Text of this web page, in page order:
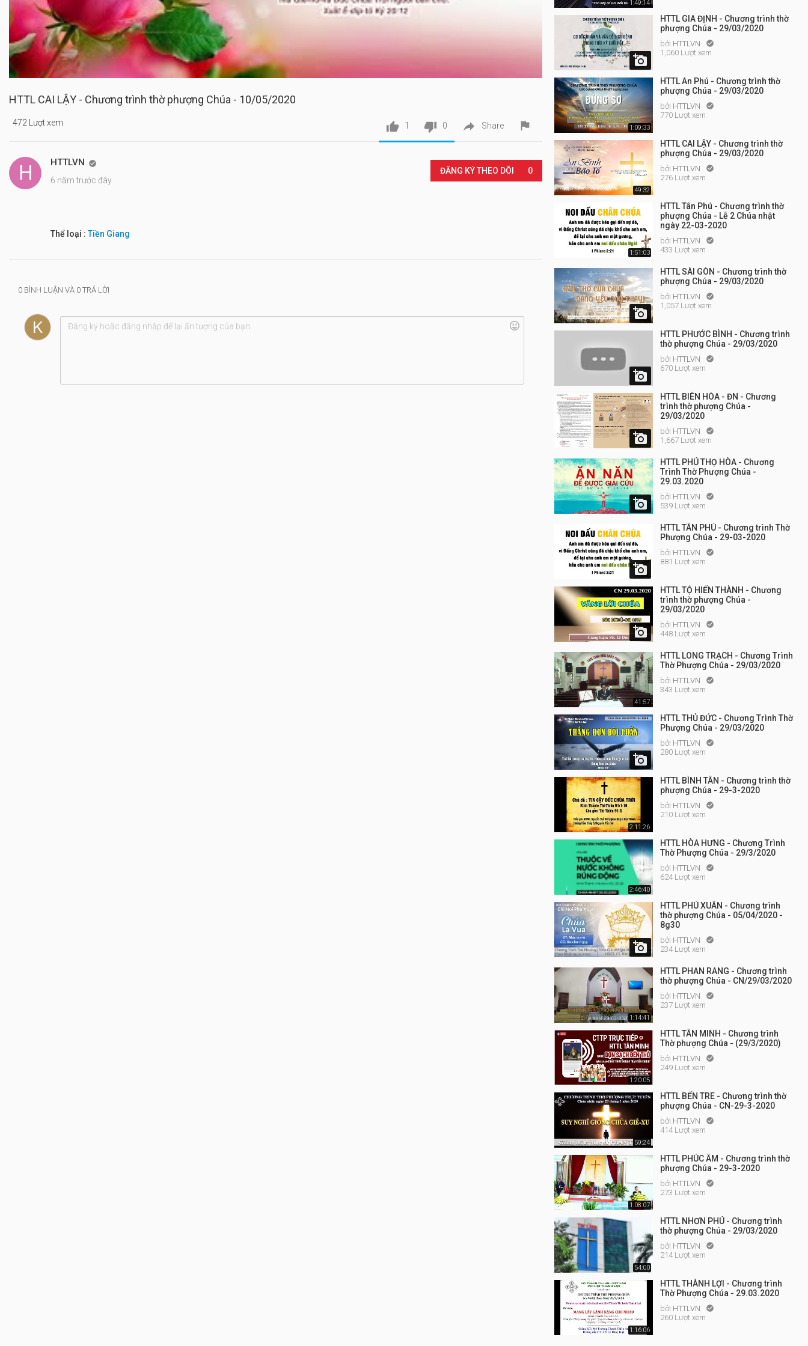
1:49:14

HTTL GIA ĐỊNH - Chương trình thờ
phượng Chúa - 29/03/2020
bởi HTTLVN 
1,060 Lượt xem
1:09:33
HTTL An Phú - Chương trình thờ
phượng Chúa - 29/03/2020
bởi HTTLVN 
770 Lượt xem
49:32
HTTL CAI LẬY - Chương trình thờ
phượng Chúa - 29/03/2020
bởi HTTLVN 
276 Lượt xem
1:51:03
HTTL Tân Phú - Chương trình thờ
phượng Chúa - Lễ 2 Chúa nhật
ngày 22-03-2020
bởi HTTLVN 
433 Lượt xem

HTTL SÀI GÒN - Chương trình thờ
phượng Chúa - 29/03/2020
bởi HTTLVN 
1,057 Lượt xem

HTTL PHƯỚC BÌNH - Chương trình
thờ phượng Chúa - 29/03/2020
bởi HTTLVN 
670 Lượt xem

HTTL BIÊN HÒA - ĐN - Chương
trình thờ phượng Chúa -
29/03/2020
bởi HTTLVN 
1,667 Lượt xem

HTTL PHÚ THỌ HÒA - Chương
Trình Thờ Phượng Chúa -
29.03.2020
bởi HTTLVN 
539 Lượt xem

HTTL TÂN PHÚ - Chương trình Thờ
Phượng Chúa - 29-03-2020
bởi HTTLVN 
881 Lượt xem

HTTL TỘ HIẾN THÀNH - Chương
trình thờ phượng Chúa -
29/03/2020
bởi HTTLVN 
448 Lượt xem
41:57
HTTL LONG TRẠCH - Chương Trình
Thờ Phượng Chúa - 29/03/2020
bởi HTTLVN 
343 Lượt xem

HTTL THỦ ĐỨC - Chương Trình Thờ
Phượng Chúa - 29/03/2020
bởi HTTLVN 
280 Lượt xem
2:11:26
HTTL BÌNH TÂN - Chương trình thờ
phượng Chúa - 29-3-2020
bởi HTTLVN 
210 Lượt xem
2:46:40
HTTL HÒA HƯNG - Chương Trình
Thờ Phượng Chúa - 29/3/2020
bởi HTTLVN 
624 Lượt xem

HTTL PHÚ XUÂN - Chương trình
thờ phượng Chúa - 05/04/2020 -
8g30
bởi HTTLVN 
234 Lượt xem
1:14:41
HTTL PHAN RANG - Chương trình
thờ phượng Chúa - CN/29/03/2020
bởi HTTLVN 
237 Lượt xem
1:20:05
HTTL TÂN MINH - Chương trình
Thờ phượng Chúa - (29/3/2020)
bởi HTTLVN 
249 Lượt xem
59:24
HTTL BẾN TRE - Chương trình thờ
phượng Chúa - CN-29-3-2020
bởi HTTLVN 
414 Lượt xem
1:08:07
HTTL PHÚC ÂM - Chương trình thờ
phượng Chúa - 29-3-2020
bởi HTTLVN 
273 Lượt xem
54:00
HTTL NHƠN PHÚ - Chương trình
thờ phượng Chúa - 29/03/2020
bởi HTTLVN 
214 Lượt xem
1:16:06
HTTL THÀNH LỢI - Chương trình
Thờ Phượng Chúa - 29.03.2020
bởi HTTLVN 
260 Lượt xem
HTTL CAI LẬY - Chương trình thờ phượng Chúa - 10/05/2020
472 Lượt xem  1  0  Share 
HTTLVN 
6 năm trước đây
ĐĂNG KÝ THEO DÕI 0
Thể loại :Tiền Giang
0 BÌNH LUẬN VÀ 0 TRẢ LỜI